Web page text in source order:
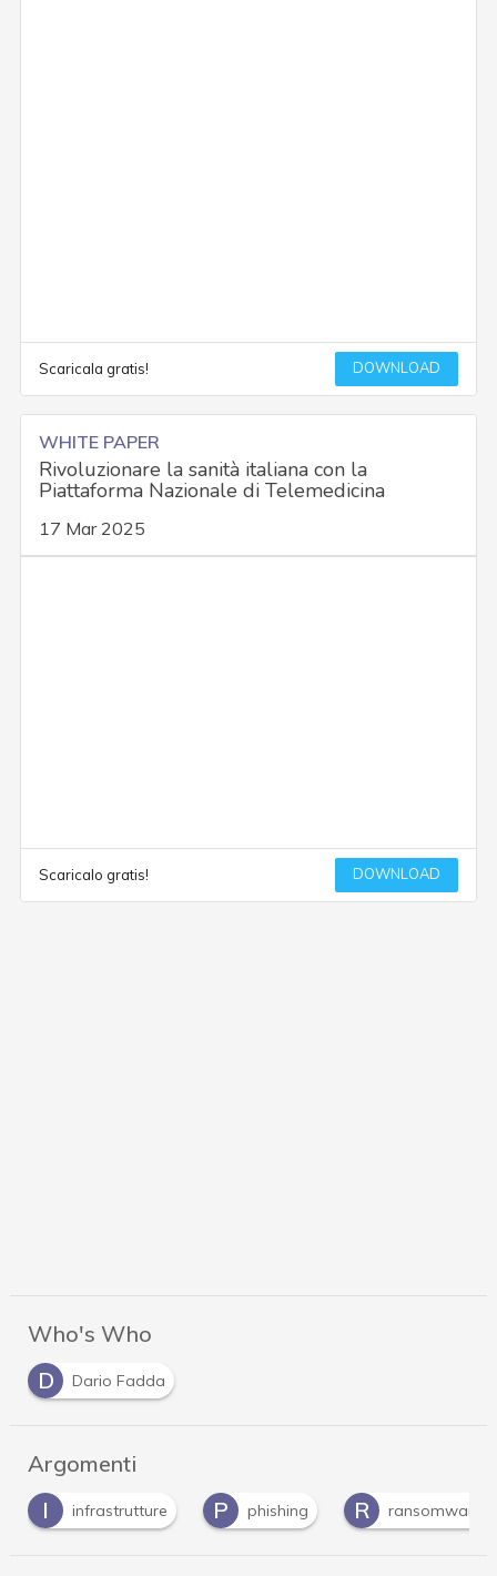
Scaricala gratis! DOWNLOAD
WHITE PAPER
Rivoluzionare la sanità italiana con la
Piattaforma Nazionale di Telemedicina
17 Mar 2025
Scaricalo gratis! DOWNLOAD
Who's Who
D
Dario Fadda
Argomenti
infrastrutture phishing ransomware